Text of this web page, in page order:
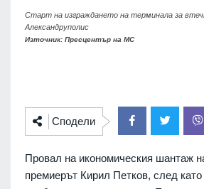
Старт на изграждането на терминала за
Александруполис
Източник: Пресцентър на МС
Сподели
Провал на икономическия шантаж
премиерът Кирил Петков, след като